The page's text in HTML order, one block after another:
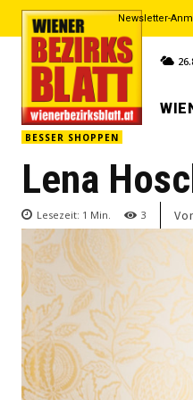
Newsletter-
BESSER SHOPPEN
Lena
Lesezeit: 1 Min. 3